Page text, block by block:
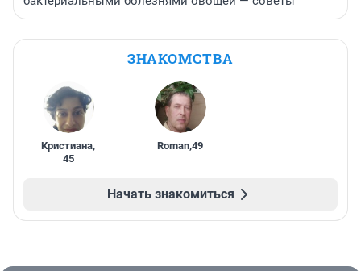
ЗНАКОМСТВА
Кристиана,
45
Roman,49
Начать знакомиться